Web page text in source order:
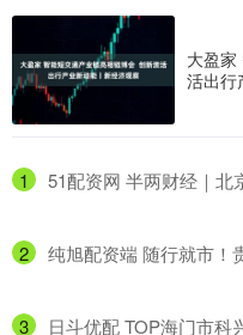
大盈家
活出行
1 ​51配资网 半两财经｜北
2 纯旭配资端 随行就市！
3
日斗优配 TOP海门市科